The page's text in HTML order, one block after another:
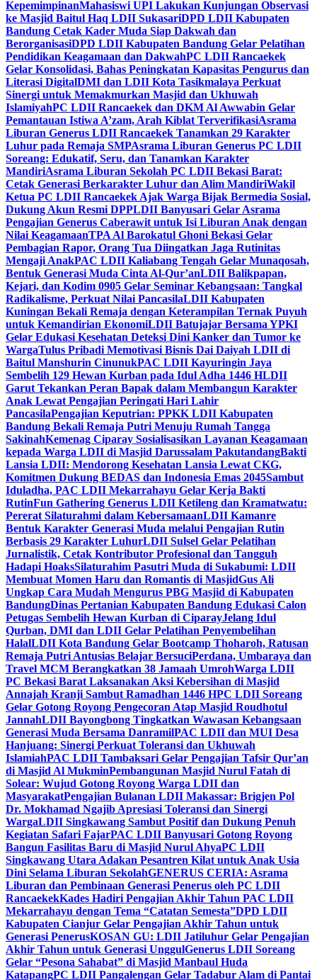
KepemimpinanMahasiswi UPI Lakukan Kunjungan Observasi
ke Masjid Baitul Haq LDII SukasariDPD LDII Kabupaten
Bandung Cetak Kader Muda Siap Dakwah dan
BerorganisasiDPD LDII Kabupaten Bandung Gelar Pelatihan
Pendidikan Keagamaan dan DakwahPC LDII Rancaekek
Gelar Konsolidasi, Bahas Peningkatan Kapasitas Pengurus dan
Literasi DigitalDMI dan LDII Kota Tasikmalaya Perkuat
Sinergi untuk Memakmurkan Masjid dan Ukhuwah
IslamiyahPC LDII Rancaekek dan DKM Al Awwabin Gelar
Pemantauan Istiwa A’zam, Arah Kiblat TerverifikasiAsrama
Liburan Generus LDII Rancaekek Tanamkan 29 Karakter
Luhur pada Remaja SMPAsrama Liburan Generus PC LDII
Soreang: Edukatif, Seru, dan Tanamkan Karakter
MandiriAsrama Liburan Sekolah PC LDII Bekasi Barat:
Cetak Generasi Berkarakter Luhur dan Alim MandiriWakil
Ketua PC LDII Rancaekek Ajak Warga Bijak Bermedia Sosial,
Dukung Akun Resmi DPPLDII Banyusari Gelar Asrama
Pengajian Generus Caberawit untuk Isi Liburan Anak dengan
Nilai KeagamaanTPA Al Barokatul Ghoni Bekasi Gelar
Pembagian Rapor, Orang Tua Diingatkan Jaga Rutinitas
Mengaji AnakPAC LDII Kaliabang Tengah Gelar Munaqosah,
Bentuk Generasi Muda Cinta Al-Qur’anLDII Balikpapan,
Kejari, dan Kodim 0905 Gelar Seminar Kebangsaan: Tangkal
Radikalisme, Perkuat Nilai PancasilaLDII Kabupaten
Kuningan Bekali Remaja dengan Keterampilan Ternak Puyuh
untuk Kemandirian EkonomiLDII Batujajar Bersama YPKI
Gelar Edukasi Kesehatan Deteksi Dini Kanker dan Tumor ke
WargaTulus Pribadi Memotivasi Bisnis Dai Daiyah LDII di
Baitul Manshurin CinunukPAC LDII Kayuringin Jaya
Sembelih 129 Hewan Kurban pada Idul Adha 1446 HLDII
Garut Tekankan Peran Bapak dalam Membangun Karakter
Anak Lewat Pengajian Peringati Hari Lahir
PancasilaPengajian Keputrian: PPKK LDII Kabupaten
Bandung Bekali Remaja Putri Menuju Rumah Tangga
SakinahKemenag Ciparay Sosialisasikan Layanan Keagamaan
kepada Warga LDII di Masjid Darussalam PakutandangBakti
Lansia LDII: Mendorong Kesehatan Lansia Lewat CKG,
Komitmen Dukung BEDAS dan Indonesia Emas 2045Sambut
Iduladha, PAC LDII Mekarrahayu Gelar Kerja Bakti
RutinFun Gathering Generus LDII Ketileng dan Kramatwatu:
Pererat Silaturahmi dalam KebersamaanLDII Kamanre
Bentuk Karakter Generasi Muda melalui Pengajian Rutin
Berbasis 29 Karakter LuhurLDII Sulsel Gelar Pelatihan
Jurnalistik, Cetak Kontributor Profesional dan Tangguh
Hadapi HoaksSilaturahim Pasutri Muda di Sukabumi: LDII
Membuat Momen Haru dan Romantis di MasjidGus Ali
Ungkap Cara Mudah Mengurus PBG Masjid di Kabupaten
BandungDinas Pertanian Kabupaten Bandung Edukasi Calon
Petugas Sembelih Hewan Kurban di CiparayJelang Idul
Qurban, DMI dan LDII Gelar Pelatihan Penyembelihan
HalalLDII Kota Bandung Gelar Bootcamp Thoharoh, Ratusan
Remaja Putri Antusias Belajar BersuciPerdana, Umbaraya dan
Travel MCM Berangkatkan 38 Jamaah UmrohWarga LDII
PC Bekasi Barat Laksanakan Aksi Kebersihan di Masjid
Annajah Kranji Sambut Ramadhan 1446 HPC LDII Soreang
Gelar Gotong Royong Pengecoran Atap Masjid Roudhotul
JannahLDII Bayongbong Tingkatkan Wawasan Kebangsaan
Generasi Muda Bersama DanramilPAC LDII dan MUI Desa
Hanjuang: Sinergi Perkuat Toleransi dan Ukhuwah
IslamiahPAC LDII Tambaksari Gelar Pengajian Tafsir Qur’an
di Masjid Al MukminPembangunan Masjid Nurul Fatah di
Solear: Wujud Gotong Royong Warga LDII dan
MasyarakatPengajian Bulanan LDII Makassar: Brigjen Pol
Dr. Mokhamad Ngajib Apresiasi Toleransi dan Sinergi
WargaLDII Singkawang Sambut Positif dan Dukung Penuh
Kegiatan Safari FajarPAC LDII Banyusari Gotong Royong
Bangun Fasilitas Baru di Masjid Nurul AhyaPC LDII
Singkawang Utara Adakan Pesantren Kilat untuk Anak Usia
Dini Selama Liburan SekolahGENERUS CERIA: Asrama
Liburan dan Pembinaan Generasi Penerus oleh PC LDII
RancaekekKades Hadiri Pengajian Akhir Tahun PAC LDII
Mekarrahayu dengan Tema “Catatan Semesta”DPD LDII
Kabupaten Cianjur Gelar Pengajian Akhir Tahun untuk
Generasi PenerusKOSAN GU: LDII Jatiluhur Gelar Pengajian
Akhir Tahun untuk Generasi UnggulGenerus LDII Soreang
Gelar “Pesona Sahabat” di Masjid Manbaul Huda
KatapangPC LDII Pangalengan Gelar Tadabur Alam di Pantai